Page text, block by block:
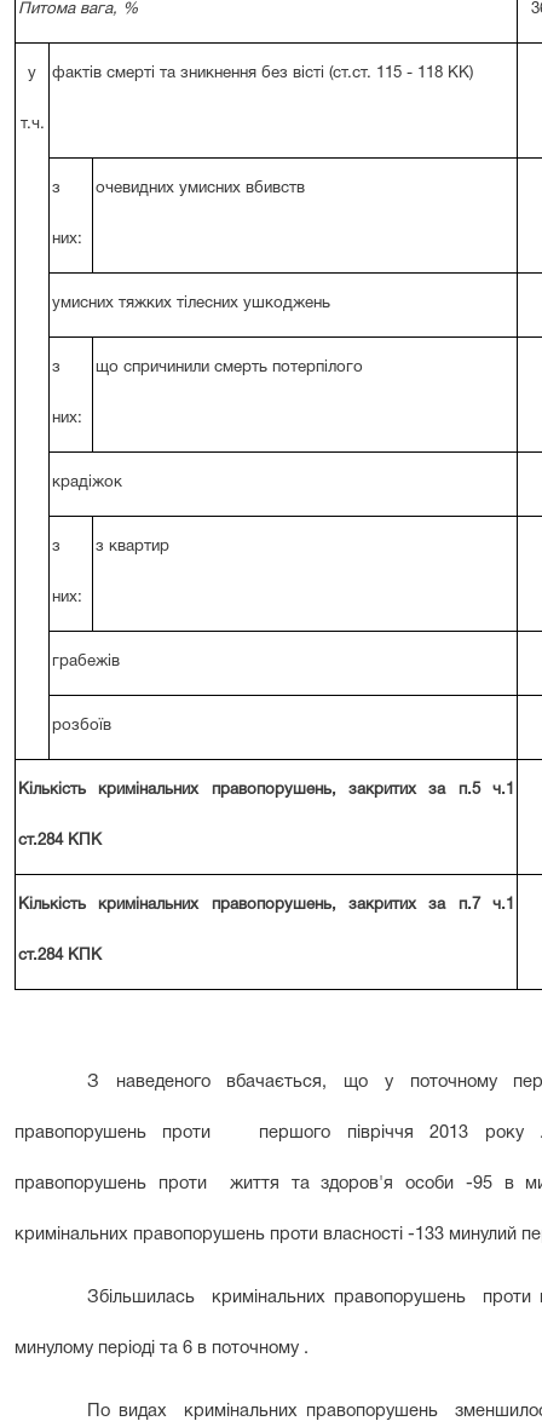
Питома вага, %
у
т.ч.
фактів смерті та зникнення без вісті (ст.ст. 115 - 118 КК)
з
них:
очевидних умисних вбивств
умисних тяжких тілесних ушкоджень
з
них:
що спричинили смерть потерпілого
крадіжок
з
них:
з квартир
грабежів
розбоїв
Кількість кримінальних правопорушень, закритих за п.5 ч.1
ст.284 КПК
Кількість кримінальних правопорушень, закритих за п.7 ч.1
ст.284 КПК
З наведеного вбачається, що у поточному
правопорушень проти першого півріччя 2013 року
правопорушень проти життя та здоров'я особи -95 в
кримінальних правопорушень проти власності -133 минулий
Збільшилась кримінальних правопорушень
минулому періоді та 6 в поточному .
По видах кримінальних правопорушень